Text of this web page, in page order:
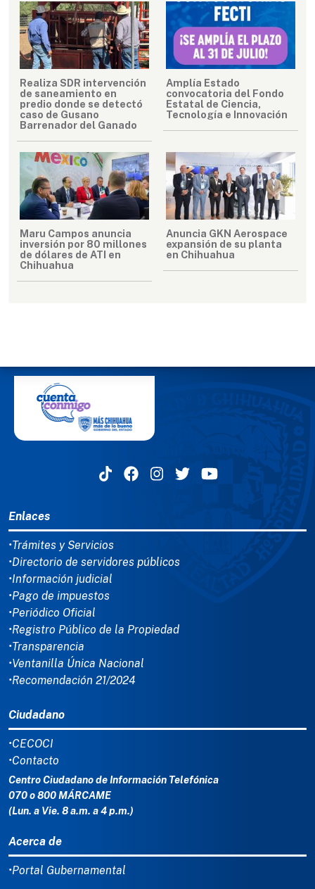
Realiza SDR intervención
de saneamiento en
predio donde se detectó
caso de Gusano
Barrenador del Ganado
Amplía Estado
convocatoria del Fondo
Estatal de Ciencia,
Tecnología e Innovación
Maru Campos anuncia
inversión por 80 millones
de dólares de ATI en
Chihuahua
Anuncia GKN Aerospace
expansión de su planta
en Chihuahua
Enlaces
•Trámites y Servicios
•Directorio de servidores públicos
•Información judicial
•Pago de impuestos
•Periódico Oficial
•Registro Público de la Propiedad
•Transparencia
•Ventanilla Única Nacional
•Recomendación 21/2024
Ciudadano
•CECOCI
•Contacto
Centro Ciudadano de Información Telefónica
070 o 800 MÁRCAME
(Lun. a Vie. 8 a.m. a 4 p.m.)
Acerca de
•Portal Gubernamental